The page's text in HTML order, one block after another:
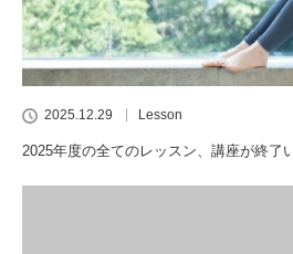
2025.12.29 Lesson
2025年度の全てのレッスン、講座が終了